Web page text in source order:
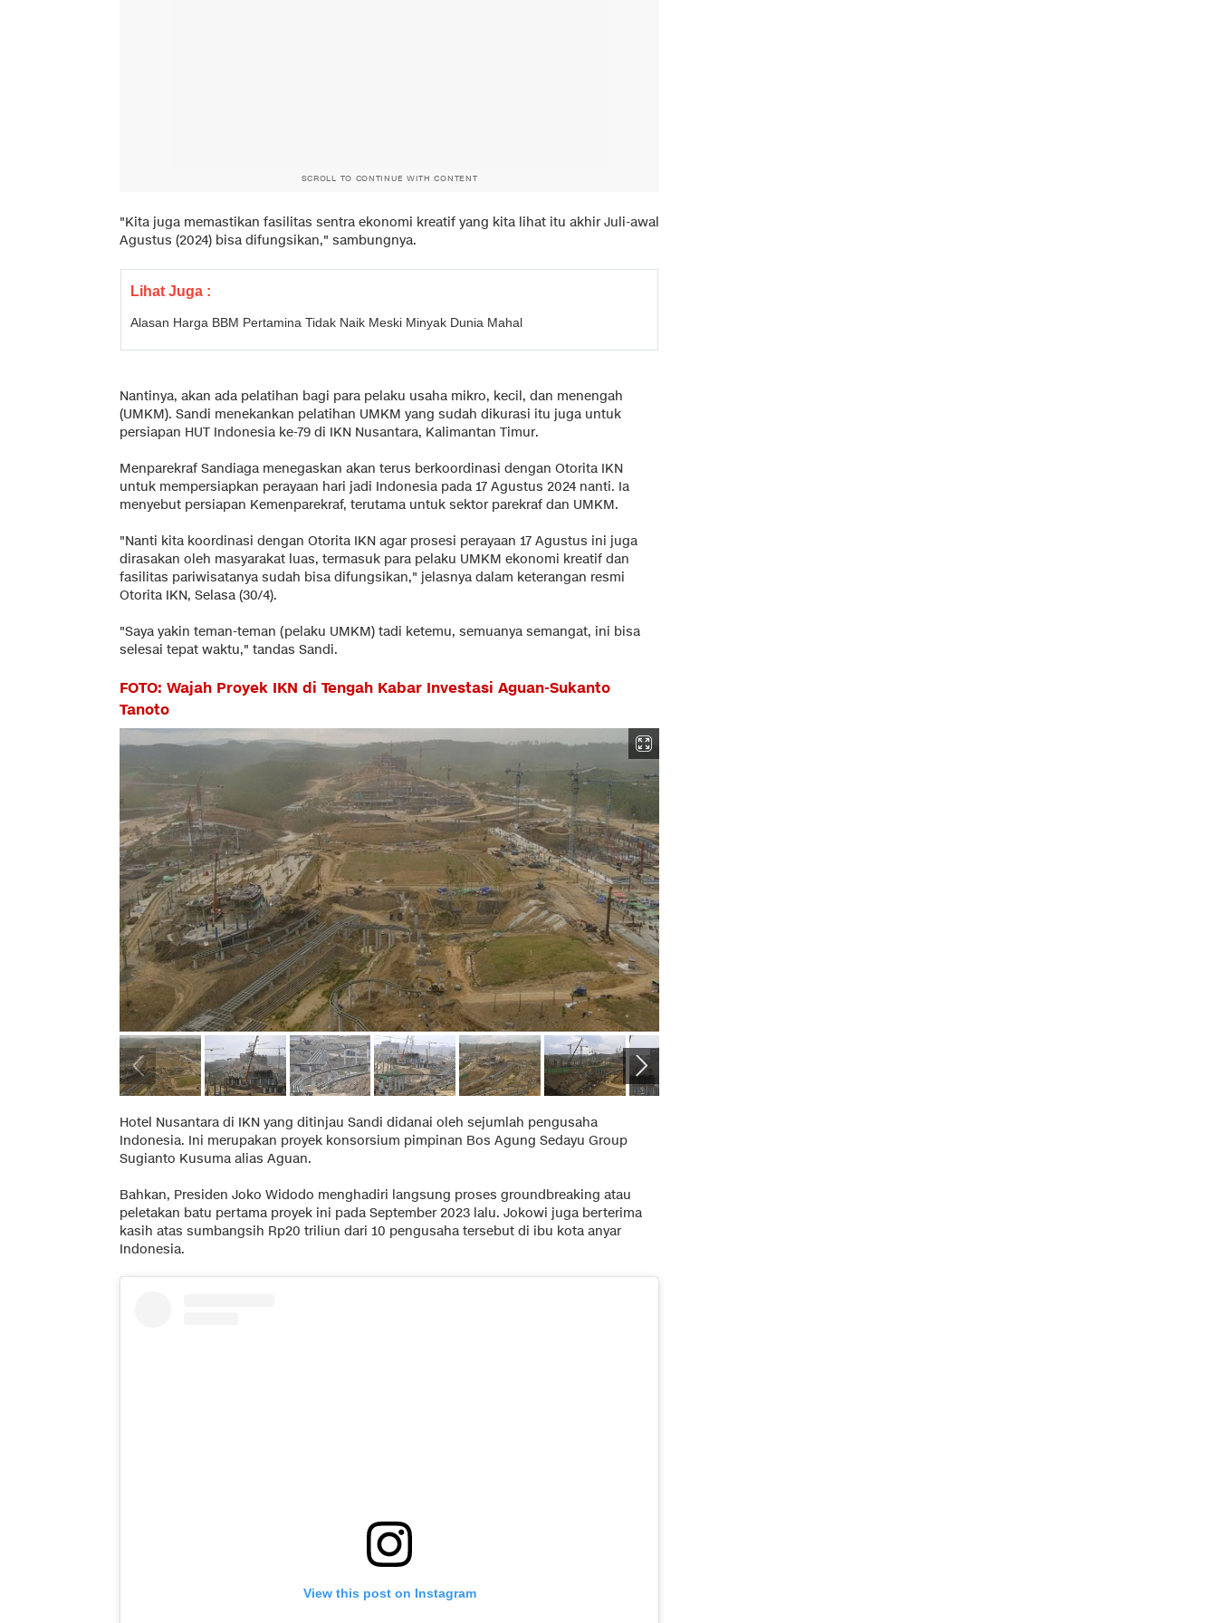
SCROLL TO CONTINUE WITH CONTENT
"Kita juga memastikan fasilitas sentra ekonomi kreatif yang kita lihat itu akhir Juli-awal
Agustus (2024) bisa difungsikan," sambungnya.
Lihat Juga :
Alasan Harga BBM Pertamina Tidak Naik Meski Minyak Dunia Mahal
Nantinya, akan ada pelatihan bagi para pelaku usaha mikro, kecil, dan menengah
(UMKM). Sandi menekankan pelatihan UMKM yang sudah dikurasi itu juga untuk
persiapan HUT Indonesia ke-79 di IKN Nusantara, Kalimantan Timur.
Menparekraf Sandiaga menegaskan akan terus berkoordinasi dengan Otorita IKN
untuk mempersiapkan perayaan hari jadi Indonesia pada 17 Agustus 2024 nanti. Ia
menyebut persiapan Kemenparekraf, terutama untuk sektor parekraf dan UMKM.
"Nanti kita koordinasi dengan Otorita IKN agar prosesi perayaan 17 Agustus ini juga
dirasakan oleh masyarakat luas, termasuk para pelaku UMKM ekonomi kreatif dan
fasilitas pariwisatanya sudah bisa difungsikan," jelasnya dalam keterangan resmi
Otorita IKN, Selasa (30/4).
"Saya yakin teman-teman (pelaku UMKM) tadi ketemu, semuanya semangat, ini bisa
selesai tepat waktu," tandas Sandi.
FOTO: Wajah Proyek IKN di Tengah Kabar Investasi Aguan-Sukanto
Tanoto
Hotel Nusantara di IKN yang ditinjau Sandi didanai oleh sejumlah pengusaha
Indonesia. Ini merupakan proyek konsorsium pimpinan Bos Agung Sedayu Group
Sugianto Kusuma alias Aguan.
Bahkan, Presiden Joko Widodo menghadiri langsung proses groundbreaking atau
peletakan batu pertama proyek ini pada September 2023 lalu. Jokowi juga berterima
kasih atas sumbangsih Rp20 triliun dari 10 pengusaha tersebut di ibu kota anyar
Indonesia.
View this post on Instagram